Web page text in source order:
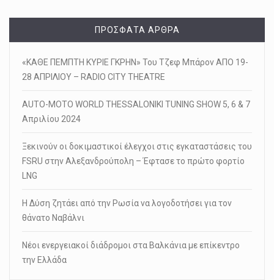
ΠΡΌΣΦΑΤΑ ΆΡΘΡΑ
«ΚΑΘΕ ΠΕΜΠΤΗ ΚΥΡΙΕ ΓΚΡΗΝ» Του Τζεφ Μπάρον ΑΠΟ 19-
28 ΑΠΡΙΛΙΟΥ – RADIO CITY THEATRE
AUTO-MOTO WORLD THESSALONIKI TUNING SHOW 5, 6 & 7
Απριλίου 2024
Ξεκινούν οι δοκιμαστικοί έλεγχοι στις εγκαταστάσεις του
FSRU στην Αλεξανδρούπολη – Έφτασε το πρώτο φορτίο
LNG
Η Δύση ζητάει από την Ρωσία να λογοδοτήσει για τον
θάνατο Ναβάλνι
Νέοι ενεργειακοί διάδρομοι στα Βαλκάνια με επίκεντρο
την Ελλάδα